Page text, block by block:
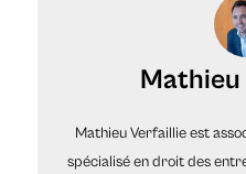
Mathieu Verfaillie est
spécialisé en droit des